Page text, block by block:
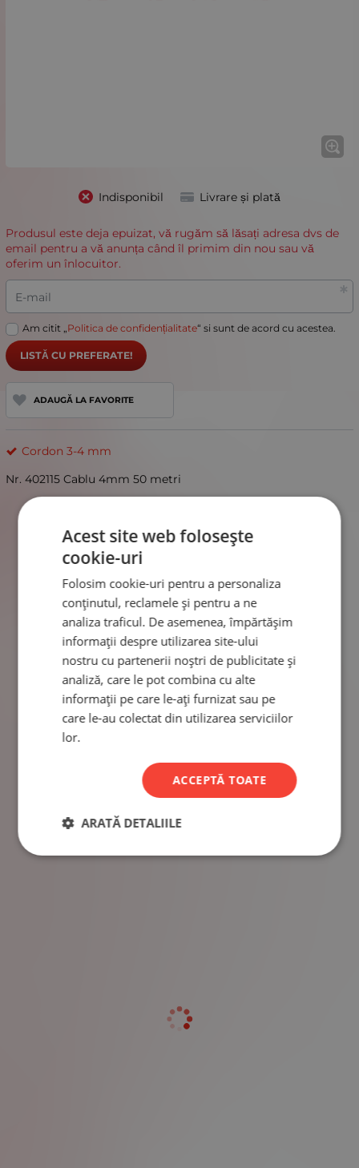
Indisponibil Livrare și plată
Produsul este deja epuizat, vă rugăm să lăsați adresa dvs de
email pentru a vă anunța când îl primim din nou sau vă
oferim un înlocuitor.
E-mail
Am citit „ Politica de confidențialitate“ si sunt de acord cu acestea.
LISTĂ CU PREFERATE!
ADAUGĂ LA FAVORITE
Cordon 3-4 mm
Nr. 402115 Cablu 4mm 50 metri
Acest site web folosește
cookie-uri
Folosim cookie-uri pentru a personaliza
conținutul, reclamele și pentru a ne
analiza traficul. De asemenea, împărtășim
informații despre utilizarea site-ului
nostru cu partenerii noștri de publicitate și
analiză, care le pot combina cu alte
informații pe care le-ați furnizat sau pe
care le-au colectat din utilizarea serviciilor
lor.
ACCEPTĂ TOATE
ARATĂ DETALIILE